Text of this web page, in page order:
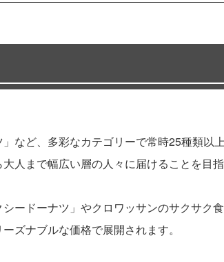
など、多彩なカテゴリーで常時25種類
人まで幅広い層の人々に届けることを目
ードーナツ」やクロワッサンのサクサク
ズナブルな価格で展開されます。